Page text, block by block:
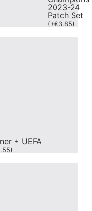
2023-24
Patch Set
(+€3.85)
+ UEFA
)